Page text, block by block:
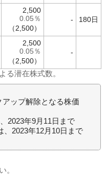
2,500
0.05％
（2,500）
- 180日
2,500
0.05％
（2,500）
-
る潜在株式数。
ップ解除となる株価
2023年9月11日まで
、2023年12月10日まで
。